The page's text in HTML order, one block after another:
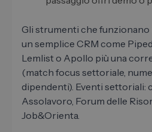
Gli strumenti che funzionano
un semplice CRM come
Lemlist o Apollo più una
(match focus settoriale,
dipendenti). Eventi settoriali:
Assolavoro, Forum delle
Job&Orienta.